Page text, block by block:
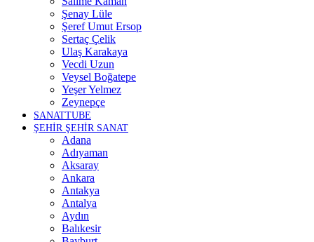
Şenay Lüle
Şeref Umut Ersop
Sertaç Çelik
Ulaş Karakaya
Vecdi Uzun
Veysel Boğatepe
Yeşer Yelmez
Zeynepçe
SANATTUBE
ŞEHİR ŞEHİR SANAT
Adana
Adıyaman
Aksaray
Ankara
Antakya
Antalya
Aydın
Balıkesir